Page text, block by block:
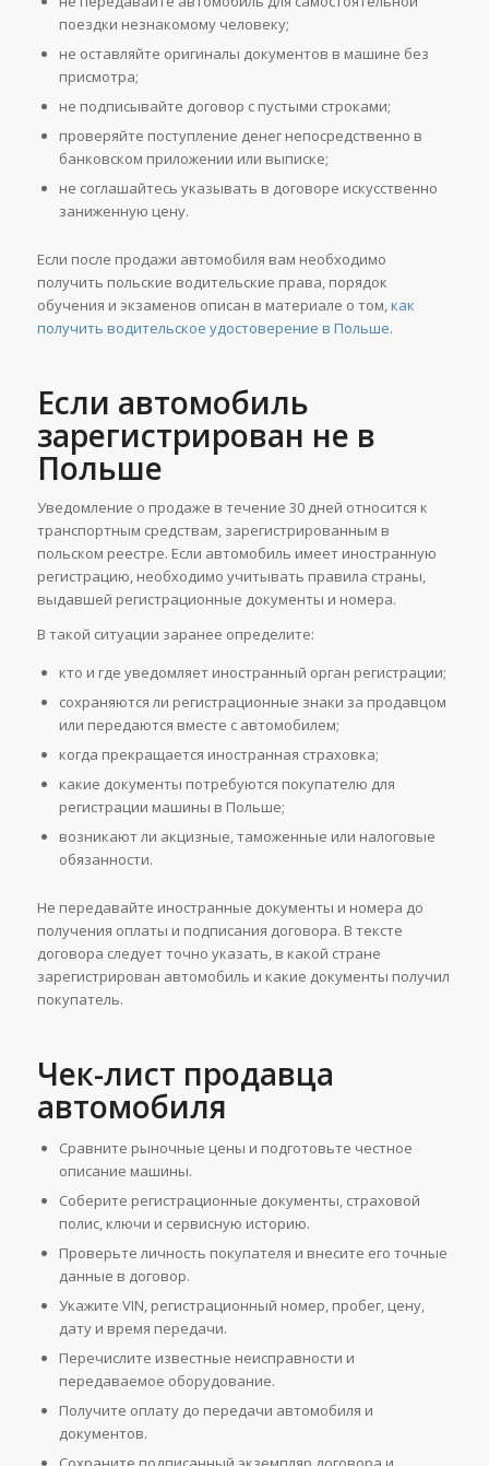
поездки незнакомому человеку;
не оставляйте оригиналы документов в машине без
присмотра;
не подписывайте договор с пустыми строками;
проверяйте поступление денег непосредственно в
банковском приложении или выписке;
не соглашайтесь указывать в договоре искусственно
заниженную цену.
Если после продажи автомобиля вам необходимо
получить польские водительские права, порядок
обучения и экзаменов описан в материале о том,как
получить водительское удостоверение в Польше.
Если автомобиль
зарегистрирован не в
Польше
Уведомление о продаже в течение 30 дней относится к
транспортным средствам, зарегистрированным в
польском реестре. Если автомобиль имеет иностранную
регистрацию, необходимо учитывать правила страны,
выдавшей регистрационные документы и номера.
В такой ситуации заранее определите:
кто и где уведомляет иностранный орган регистрации;
сохраняются ли регистрационные знаки за продавцом
или передаются вместе с автомобилем;
когда прекращается иностранная страховка;
какие документы потребуются покупателю для
регистрации машины в Польше;
возникают ли акцизные, таможенные или налоговые
обязанности.
Не передавайте иностранные документы и номера до
получения оплаты и подписания договора. В тексте
договора следует точно указать, в какой стране
зарегистрирован автомобиль и какие документы получил
покупатель.
Чек-лист продавца
автомобиля
Сравните рыночные цены и подготовьте честное
описание машины.
Соберите регистрационные документы, страховой
полис, ключи и сервисную историю.
Проверьте личность покупателя и внесите его точные
данные в договор.
Укажите VIN, регистрационный номер, пробег, цену,
дату и время передачи.
Перечислите известные неисправности и
передаваемое оборудование.
Получите оплату до передачи автомобиля и
документов.